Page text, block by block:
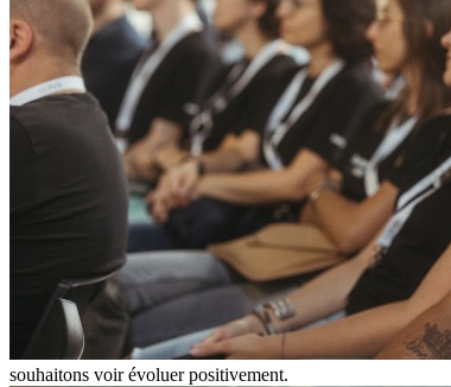
souhaitons voir évoluer positivement.